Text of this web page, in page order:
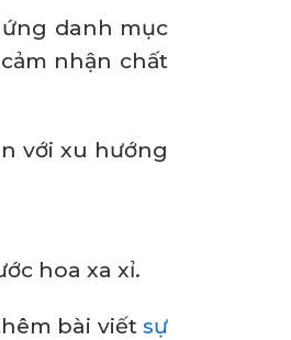
danh mục
nhận chất
với xu hướng
hoa xa xỉ.
bài viết sự